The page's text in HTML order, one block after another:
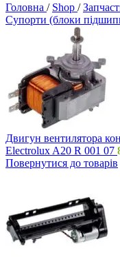
Головна / Shop /
Супорти (блоки
Двигун вентилятора
Electrolux A20 R 001 07
Повернутися до товарів